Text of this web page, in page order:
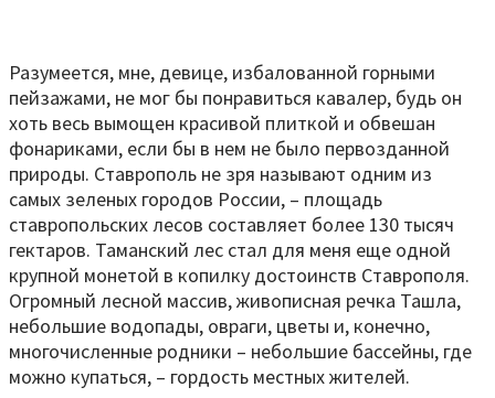
Разумеется, мне, девице, избалованной горными
пейзажами, не мог бы понравиться кавалер, будь он
хоть весь вымощен красивой плиткой и обвешан
фонариками, если бы в нем не было первозданной
природы. Ставрополь не зря называют одним из
самых зеленых городов России, – площадь
ставропольских лесов составляет более 130 тысяч
гектаров. Таманский лес стал для меня еще одной
крупной монетой в копилку достоинств Ставрополя.
Огромный лесной массив, живописная речка Ташла,
небольшие водопады, овраги, цветы и, конечно,
многочисленные родники – небольшие бассейны, где
можно купаться, – гордость местных жителей.